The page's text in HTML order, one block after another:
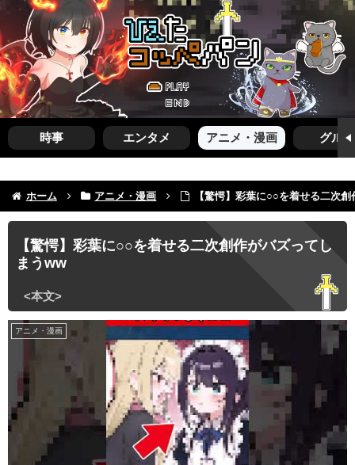
時事 エンタメ アニメ・漫画 グルメ
ホーム アニメ・漫画 【驚愕】彩葉に○○を着せる二次
【驚愕】彩葉に○○を着せる二次創作がバズってし
まうww
アニメ・漫画